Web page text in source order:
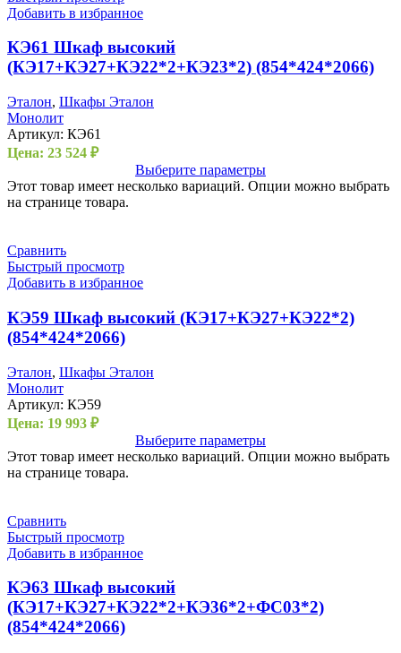
Добавить в избранное
КЭ61 Шкаф высокий
(КЭ17+КЭ27+КЭ22*2+КЭ23*2) (854*424*2066)
Эталон, Шкафы Эталон
Монолит
Артикул: КЭ61
Цена: 23 524 ₽
Выберите параметры
Этот товар имеет несколько вариаций. Опции можно выбрать
на странице товара.
Сравнить
Быстрый просмотр
Добавить в избранное
КЭ59 Шкаф высокий (КЭ17+КЭ27+КЭ22*2)
(854*424*2066)
Эталон, Шкафы Эталон
Монолит
Артикул: КЭ59
Цена: 19 993 ₽
Выберите параметры
Этот товар имеет несколько вариаций. Опции можно выбрать
на странице товара.
Сравнить
Быстрый просмотр
Добавить в избранное
КЭ63 Шкаф высокий
(КЭ17+КЭ27+КЭ22*2+КЭ36*2+ФС03*2)
(854*424*2066)